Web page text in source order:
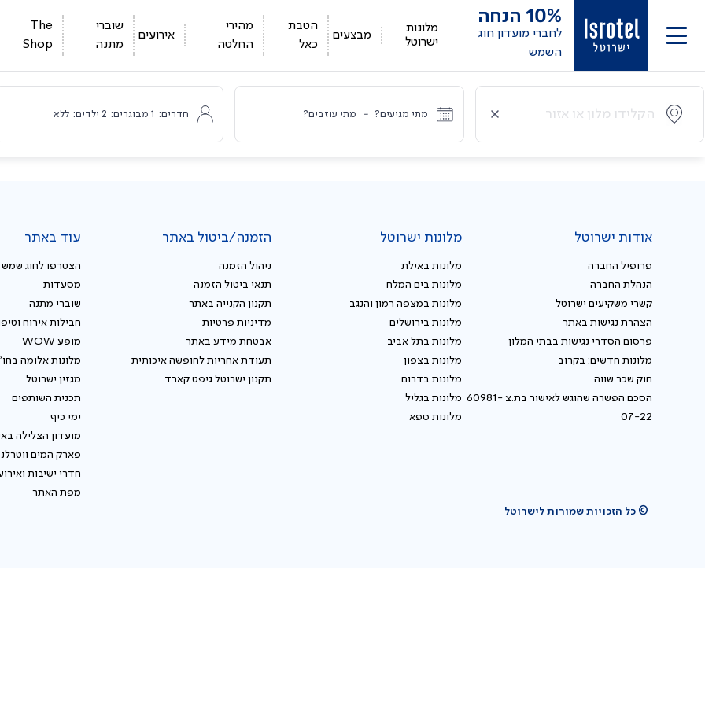
10% הנחה
לחברי מועדון חוג
השמש
מלונות
ישרוטל
מבצעים
הטבת
כאל
מהירי
החלטה
אירועים
שוברי
מתנה
The
Shop
מתי מגיעים? - מתי עוזבים? חדרים: 1 מבוגרים: 2 ילדים: ללא
אודות ישרוטל
פרופיל החברה
הנהלת החברה
קשרי משקיעים ישרוטל
הצהרת נגישות באתר
פרסום הסדרי נגישות בבתי המלון
מלונות חדשים: בקרוב
חוק שכר שווה
הסכם הפשרה שהוגש לאישור בת.צ 60981-
07-22
מלונות ישרוטל
מלונות באילת
מלונות בים המלח
מלונות במצפה רמון והנגב
מלונות בירושלים
מלונות בתל אביב
מלונות בצפון
מלונות בדרום
מלונות בגליל
מלונות ספא
הזמנה/ביטול באתר
ניהול הזמנה
תנאי ביטול הזמנה
תקנון הקנייה באתר
מדיניות פרטיות
אבטחת מידע באתר
תעודת אחריות לחופשה איכותית
תקנון ישרוטל גיפט קארד
עוד באתר
הצטרפו לחוג שמש
מסעדות
שוברי מתנה
חבילות אירוח
מופע WOW
מלונות אלומה
מגזין ישרוטל
תכנית השותפים
ימי כיף
מועדון הצלילה
פארק המים
חדרי ישיבות
מפת האתר
© כל הזכויות שמורות לישרוטל